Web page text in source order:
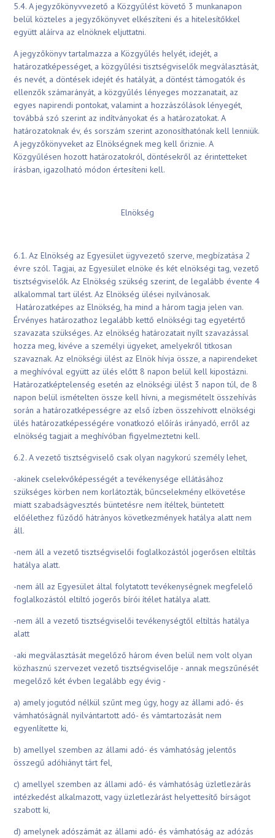
5.4. A jegyzőkönyvvezető a Közgyűlést követő 3 munkanapon
belül közteles a jegyzőkönyvet elkészíteni és a hitelesítőkkel
együtt aláírva az elnöknek eljuttatni.
A jegyzőkönyv tartalmazza a Közgyűlés helyét, idejét, a
határozatképességet, a közgyűlési tisztségviselők megválasztását,
és nevét, a döntések idejét és hatályát, a döntést támogatók és
ellenzők számarányát, a közgyűlés lényeges mozzanatait, az
egyes napirendi pontokat, valamint a hozzászólások lényegét,
továbbá szó szerint az indítványokat és a határozatokat. A
határozatoknak év, és sorszám szerint azonosíthatónak kell lenniük.
A jegyzőkönyveket az Elnökségnek meg kell őriznie. A
Közgyűlésen hozott határozatokról, döntésekről az érintetteket
írásban, igazolható módon értesíteni kell.
Elnökség
6.1. Az Elnökség az Egyesület ügyvezető szerve, megbízatása 2
évre szól. Tagjai, az Egyesület elnöke és két elnökségi tag, vezető
tisztségviselők. Az Elnökség szükség szerint, de legalább évente 4
alkalommal tart ülést. Az Elnökség ülései nyilvánosak.
Határozatképes az Elnökség, ha mind a három tagja jelen van.
Érvényes határozathoz legalább kettő elnökségi tag egyetértő
szavazata szükséges. Az elnökség határozatait nyílt szavazással
hozza meg, kivéve a személyi ügyeket, amelyekről titkosan
szavaznak. Az elnökségi ülést az Elnök hívja össze, a napirendeket
a meghívóval együtt az ülés előtt 8 napon belül kell kipostázni.
Határozatképtelenség esetén az elnökségi ülést 3 napon túl, de 8
napon belül ismételten össze kell hívni, a megismételt összehívás
során a határozatképességre az első ízben összehívott elnökségi
ülés határozatképességére vonatkozó előírás irányadó, erről az
elnökség tagjait a meghívóban figyelmeztetni kell.
6.2. A vezető tisztségviselő csak olyan nagykorú személy lehet,
-akinek cselekvőképességét a tevékenysége ellátásához
szükséges körben nem korlátozták, bűncselekmény elkövetése
miatt szabadságvesztés büntetésre nem ítéltek, büntetett
előélethez fűződő hátrányos következmények hatálya alatt nem
áll.
-nem áll a vezető tisztségviselői foglalkozástól jogerősen eltiltás
hatálya alatt.
-nem áll az Egyesület által folytatott tevékenységnek megfelelő
foglalkozástól eltiltó jogerős bírói ítélet hatálya alatt.
-nem áll a vezető tisztségviselői tevékenységtől eltiltás hatálya
alatt
-aki megválasztását megelőző három éven belül nem volt olyan
közhasznú szervezet vezető tisztségviselője - annak megszűnését
megelőző két évben legalább egy évig -
a) amely jogutód nélkül szűnt meg úgy, hogy az állami adó- és
vámhatóságnál nyilvántartott adó- és vámtartozását nem
egyenlítette ki,
b) amellyel szemben az állami adó- és vámhatóság jelentős
összegű adóhiányt tárt fel,
c) amellyel szemben az állami adó- és vámhatóság üzletlezárás
intézkedést alkalmazott, vagy üzletlezárást helyettesítő bírságot
szabott ki,
d) amelynek adószámát az állami adó- és vámhatóság az adózás